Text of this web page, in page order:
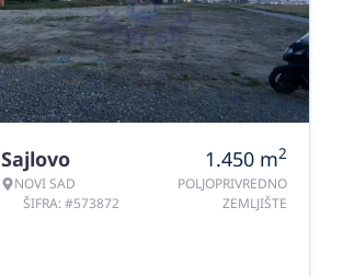
Sajlovo
NOVI SAD
ŠIFRA: #573872
1.450 m2
POLJOPRIVREDNO
ZEMLJIŠTE